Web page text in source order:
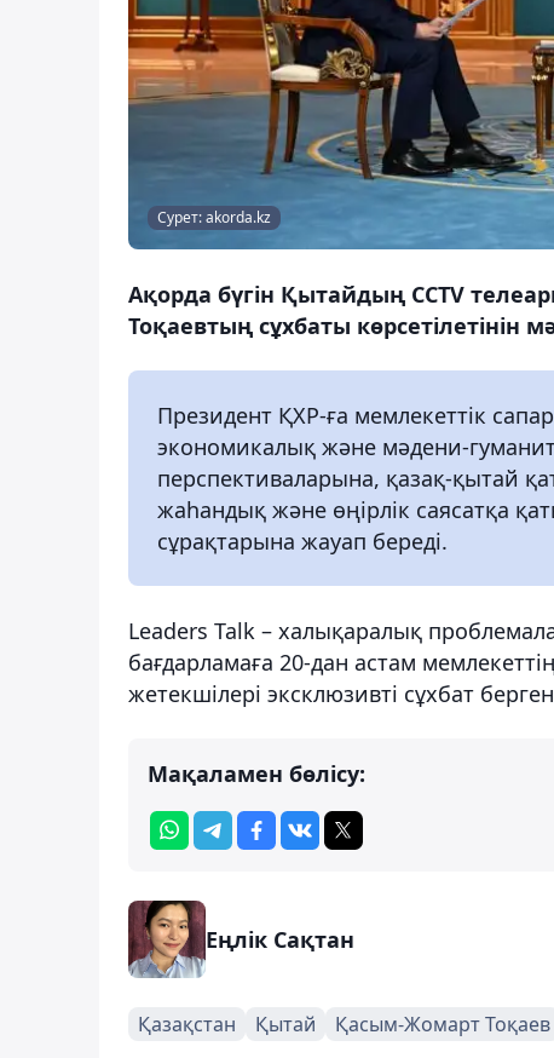
Сурет: akorda.kz
Ақорда бүгін Қытайдың CCTV
Тоқаевтың сұхбаты көрсетілетінін
Президент ҚХР-ға мемлекеттік
экономикалық және мәдени-
перспективаларына, қазақ-қытай
жаһандық және өңірлік саясатқа
сұрақтарына жауап береді.
Leaders Talk – халықаралық
бағдарламаға 20-дан астам
жетекшілері эксклюзивті сұхбат
Мақаламен бөлісу:
Еңлік Сақтан
Қазақстан Қытай Қасым-Жомарт Тоқаев